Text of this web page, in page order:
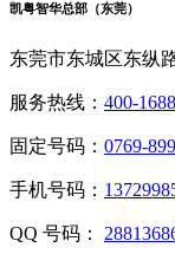
凯粤智华总部（东莞）
东莞市东城区东纵
服务热线： 400-
固定号码： 0769-
手机号码：
QQ 号码：